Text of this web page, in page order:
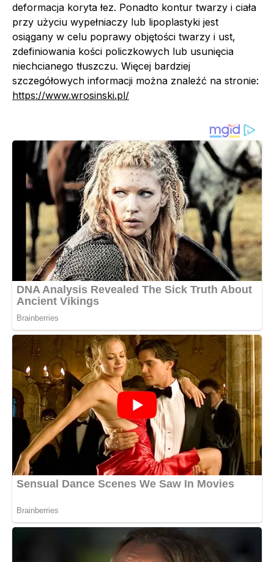
deformacja koryta łez. Ponadto kontur twarzy i ciała
przy użyciu wypełniaczy lub lipoplastyki jest
osiągany w celu poprawy objętości twarzy i ust,
zdefiniowania kości policzkowych lub usunięcia
niechcianego tłuszczu. Więcej bardziej
szczegółowych informacji można znaleźć na stronie:
https://www.wrosinski.pl/